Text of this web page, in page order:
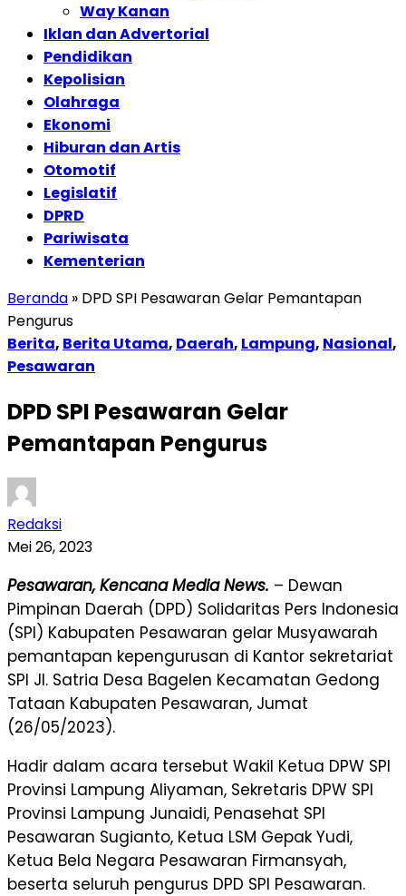
Way Kanan
Iklan dan Advertorial
Pendidikan
Kepolisian
Olahraga
Ekonomi
Hiburan dan Artis
Otomotif
Legislatif
DPRD
Pariwisata
Kementerian
Beranda » DPD SPI Pesawaran Gelar Pemantapan
Pengurus
Berita, Berita Utama, Daerah, Lampung, Nasional,
Pesawaran
DPD SPI Pesawaran Gelar
Pemantapan Pengurus
Redaksi
Mei 26, 2023
Pesawaran, Kencana Media News. – Dewan
Pimpinan Daerah (DPD) Solidaritas Pers Indonesia
(SPI) Kabupaten Pesawaran gelar Musyawarah
pemantapan kepengurusan di Kantor sekretariat
SPI Jl. Satria Desa Bagelen Kecamatan Gedong
Tataan Kabupaten Pesawaran, Jumat
(26/05/2023).
Hadir dalam acara tersebut Wakil Ketua DPW SPI
Provinsi Lampung Aliyaman, Sekretaris DPW SPI
Provinsi Lampung Junaidi, Penasehat SPI
Pesawaran Sugianto, Ketua LSM Gepak Yudi,
Ketua Bela Negara Pesawaran Firmansyah,
beserta seluruh pengurus DPD SPI Pesawaran.